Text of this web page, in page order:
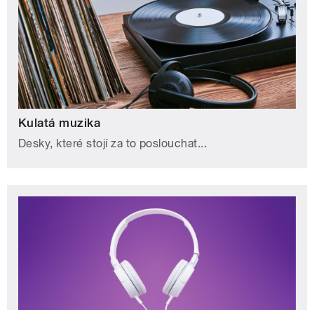
Kulatá muzika
Desky, které stojí za to poslouchat...